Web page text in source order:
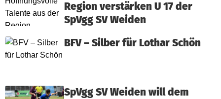
Region verstärken U 17 der
SpVgg SV Weiden
BFV – Silber für Lothar Schön
SpVgg SV Weiden will dem